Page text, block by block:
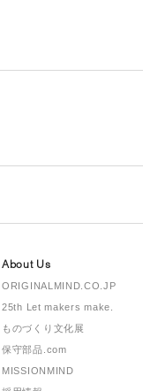
About Us
ORIGINALMIND.CO.JP
25th Let makers make.
ものづくり文化展
保守部品.com
MISSIONMIND